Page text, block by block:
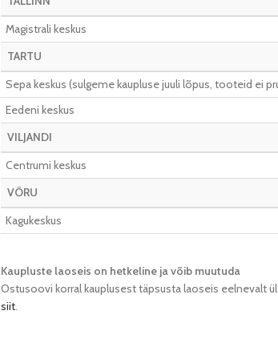
Magistrali keskus
TARTU
Sepa keskus (sulgeme kaupluse juuli lõpus, tooteid ei
Eedeni keskus
VILJANDI
Centrumi keskus
VÕRU
Kagukeskus
Kaupluste laoseis on hetkeline ja võib muutuda​
Ostusoovi korral kauplusest täpsusta laoseis eelnevalt
siit.